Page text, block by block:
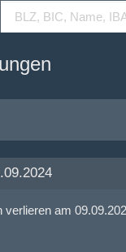
verlieren am